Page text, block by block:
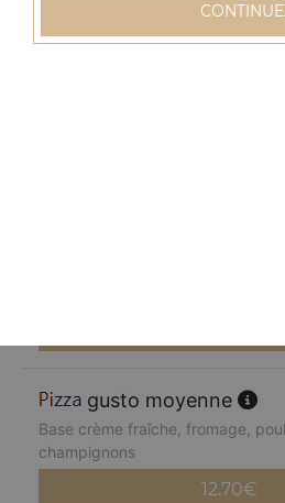
12.70€
gusto moyenne
Base crème fraîche, fromage,
champignons
12.70€